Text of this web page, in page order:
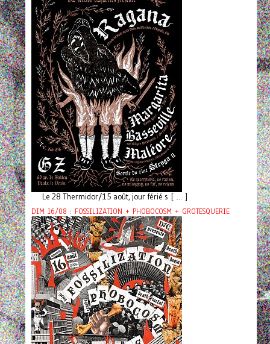
Le 28 Thermidor/15 août, jour férié s [ ... ]
DIM 16/08 : FOSSILIZATION + PHOBOCOSM + GROTESQUERIE